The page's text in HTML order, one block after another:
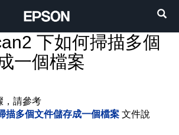
下如何掃描多個
一個檔案
，請參考
描多個文件儲存成一個檔案 文件說